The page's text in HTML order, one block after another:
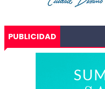
PUBLICIDAD